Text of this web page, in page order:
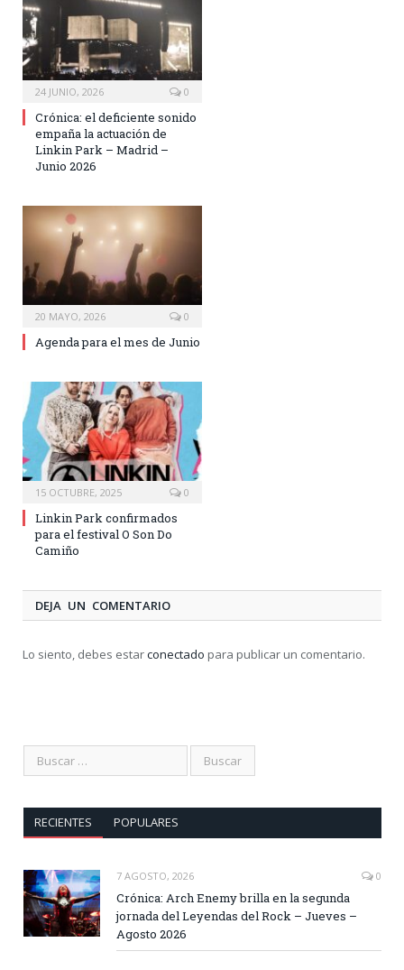
24 JUNIO, 2026 0
Crónica: el deficiente sonido
empaña la actuación de
Linkin Park – Madrid –
Junio 2026
20 MAYO, 2026 0
Agenda para el mes de Junio
15 OCTUBRE, 2025 0
Linkin Park confirmados
para el festival O Son Do
Camiño
DEJA UN COMENTARIO
Lo siento, debes estarconectado para publicar un comentario.
RECIENTES POPULARES
7 AGOSTO, 2026 0
Crónica: Arch Enemy brilla en la segunda
jornada del Leyendas del Rock – Jueves –
Agosto 2026